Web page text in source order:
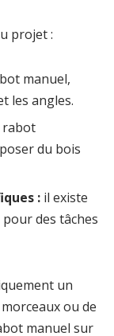
projet :
manuel,
les angles.
rabot
du bois
: il existe
des tâches
un
ou de
manuel sur